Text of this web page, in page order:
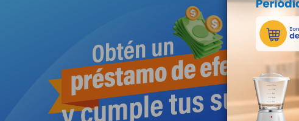
en general que hemos detectado la ...